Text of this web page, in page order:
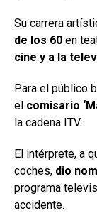
Su carrera
de los 60 en
cine y a la
Para el público
el comisario
la cadena ITV.
El intérprete, a
coches, dio
programa
accidente.